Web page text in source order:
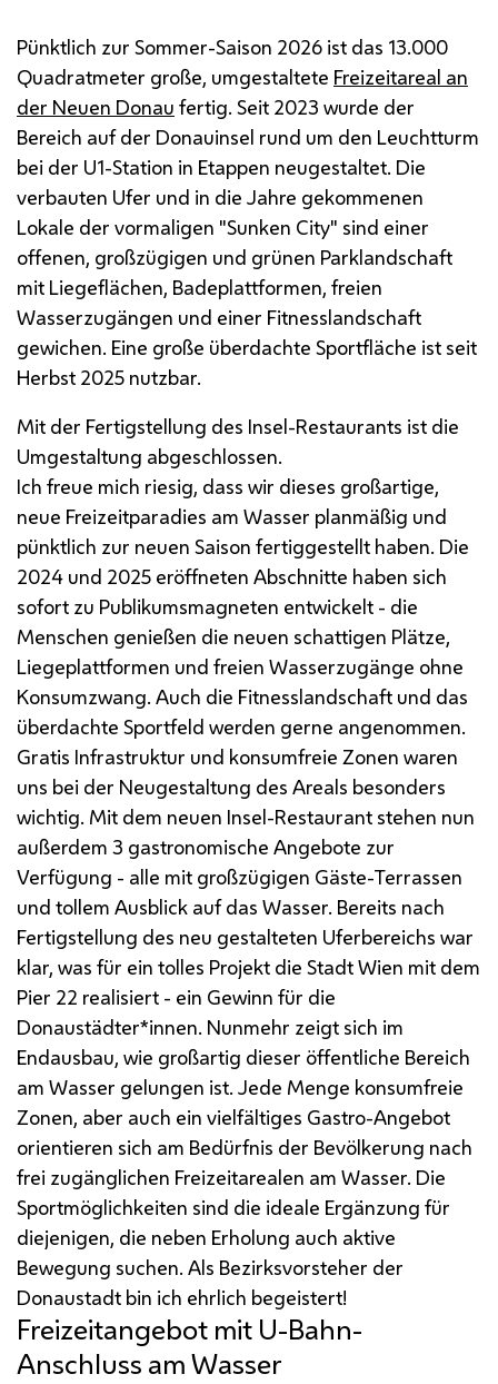
Pünktlich zur Sommer-Saison 2026 ist das 13.000
Quadratmeter große, umgestaltete Freizeitareal an
der Neuen Donau fertig. Seit 2023 wurde der
Bereich auf der Donauinsel rund um den Leuchtturm
bei der U1-Station in Etappen neugestaltet. Die
verbauten Ufer und in die Jahre gekommenen
Lokale der vormaligen "Sunken City" sind einer
offenen, großzügigen und grünen Parklandschaft
mit Liegeflächen, Badeplattformen, freien
Wasserzugängen und einer Fitnesslandschaft
gewichen. Eine große überdachte Sportfläche ist seit
Herbst 2025 nutzbar.
Mit der Fertigstellung des Insel-Restaurants ist die
Umgestaltung abgeschlossen.
Ich freue mich riesig, dass wir dieses großartige,
neue Freizeitparadies am Wasser planmäßig und
pünktlich zur neuen Saison fertiggestellt haben. Die
2024 und 2025 eröffneten Abschnitte haben sich
sofort zu Publikumsmagneten entwickelt - die
Menschen genießen die neuen schattigen Plätze,
Liegeplattformen und freien Wasserzugänge ohne
Konsumzwang. Auch die Fitnesslandschaft und das
überdachte Sportfeld werden gerne angenommen.
Gratis Infrastruktur und konsumfreie Zonen waren
uns bei der Neugestaltung des Areals besonders
wichtig. Mit dem neuen Insel-Restaurant stehen nun
außerdem 3 gastronomische Angebote zur
Verfügung - alle mit großzügigen Gäste-Terrassen
und tollem Ausblick auf das Wasser. Bereits nach
Fertigstellung des neu gestalteten Uferbereichs war
klar, was für ein tolles Projekt die Stadt Wien mit dem
Pier 22 realisiert - ein Gewinn für die
Donaustädter*innen. Nunmehr zeigt sich im
Endausbau, wie großartig dieser öffentliche Bereich
am Wasser gelungen ist. Jede Menge konsumfreie
Zonen, aber auch ein vielfältiges Gastro-Angebot
orientieren sich am Bedürfnis der Bevölkerung nach
frei zugänglichen Freizeitarealen am Wasser. Die
Sportmöglichkeiten sind die ideale Ergänzung für
diejenigen, die neben Erholung auch aktive
Bewegung suchen. Als Bezirksvorsteher der
Donaustadt bin ich ehrlich begeistert!
Freizeitangebot mit U-Bahn-
Anschluss am Wasser